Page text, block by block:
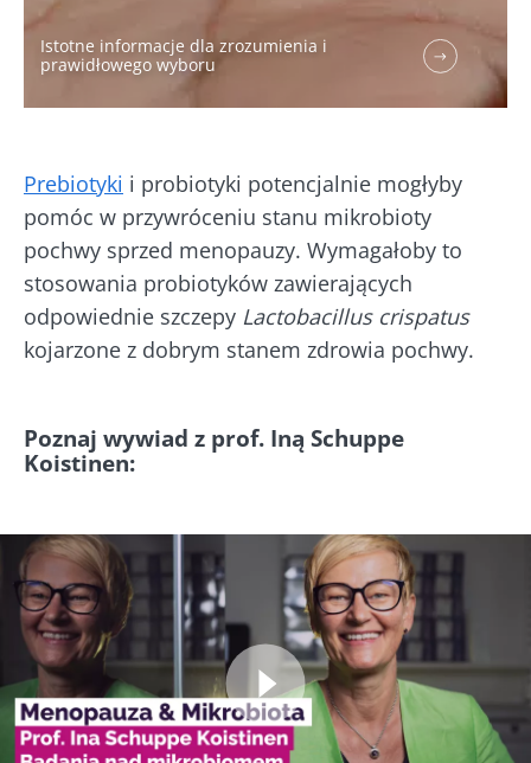
Istotne informacje dla zrozumienia i
prawidłowego wyboru
Prebiotyki i probiotyki potencjalnie mogłyby
pomóc w przywróceniu stanu mikrobioty
pochwy sprzed menopauzy. Wymagałoby to
stosowania probiotyków zawierających
odpowiednie szczepy Lactobacillus crispatus
kojarzone z dobrym stanem zdrowia pochwy.
Poznaj wywiad z prof. Iną Schuppe
Koistinen: